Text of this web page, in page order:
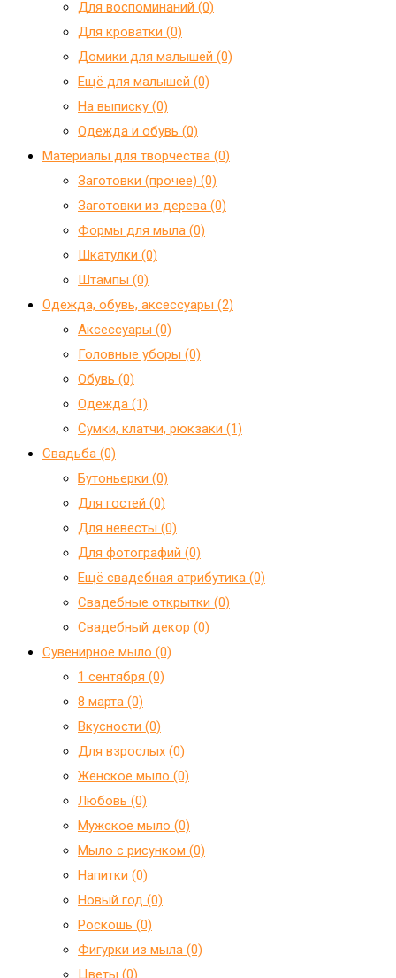
Для воспоминаний (0)
Для кроватки (0)
Домики для малышей (0)
Ещё для малышей (0)
На выписку (0)
Одежда и обувь (0)
Материалы для творчества (0)
Заготовки (прочее) (0)
Заготовки из дерева (0)
Формы для мыла (0)
Шкатулки (0)
Штампы (0)
Одежда, обувь, аксессуары (2)
Аксессуары (0)
Головные уборы (0)
Обувь (0)
Одежда (1)
Сумки, клатчи, рюкзаки (1)
Свадьба (0)
Бутоньерки (0)
Для гостей (0)
Для невесты (0)
Для фотографий (0)
Ещё свадебная атрибутика (0)
Свадебные открытки (0)
Свадебный декор (0)
Сувенирное мыло (0)
1 сентября (0)
8 марта (0)
Вкусности (0)
Для взрослых (0)
Женское мыло (0)
Любовь (0)
Мужское мыло (0)
Мыло с рисунком (0)
Напитки (0)
Новый год (0)
Роскошь (0)
Фигурки из мыла (0)
Цветы (0)